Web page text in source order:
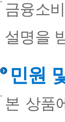
금융소
설명을
민원
본 상품